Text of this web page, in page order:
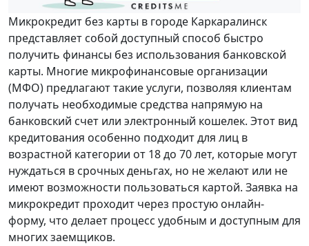
Микрокредит без карты в городе Каркаралинск
представляет собой доступный способ быстро
получить финансы без использования банковской
карты. Многие микрофинансовые организации
(МФО) предлагают такие услуги, позволяя клиентам
получать необходимые средства напрямую на
банковский счет или электронный кошелек. Этот вид
кредитования особенно подходит для лиц в
возрастной категории от 18 до 70 лет, которые могут
нуждаться в срочных деньгах, но не желают или не
имеют возможности пользоваться картой. Заявка на
микрокредит проходит через простую онлайн-
форму, что делает процесс удобным и доступным для
многих заемщиков.